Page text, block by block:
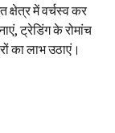
क्षेत्र में वर्चस्व कर
ट्रेडिंग के रोमांच
का लाभ उठाएं।